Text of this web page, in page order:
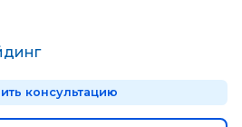
консультацию